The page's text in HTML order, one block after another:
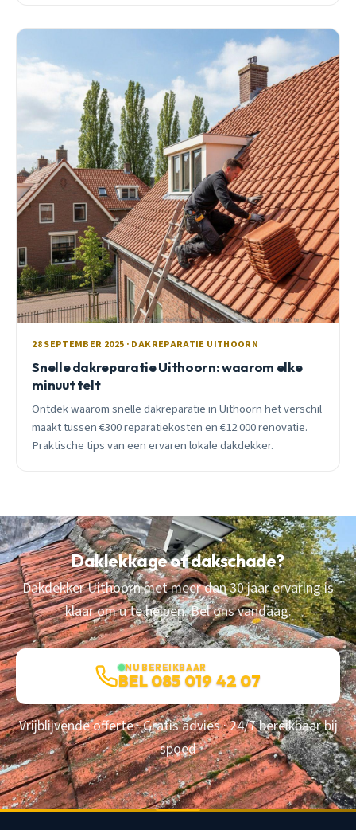
28 SEPTEMBER 2025 · DAKREPARATIE UITHOORN
Snelle dakreparatie Uithoorn: waarom elke
minuut telt
Ontdek waarom snelle dakreparatie in Uithoorn het verschil
maakt tussen €300 reparatiekosten en €12.000 renovatie.
Praktische tips van een ervaren lokale dakdekker.
Daklekkage of dakschade?
Dakdekker Uithoorn met meer dan 30 jaar ervaring is
klaar om u te helpen. Bel ons vandaag.
NU BEREIKBAAR
BEL 085 019 42 07
Vrijblijvende offerte · Gratis advies · 24/7 bereikbaar bij
spoed